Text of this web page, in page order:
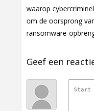
waarop
om de oorsprong
ransomware-
Geef een